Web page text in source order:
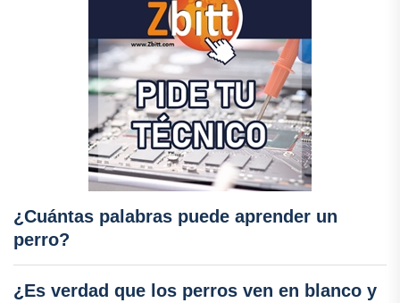
¿Cuántas palabras puede aprender un
perro?
¿Es verdad que los perros ven en blanco y